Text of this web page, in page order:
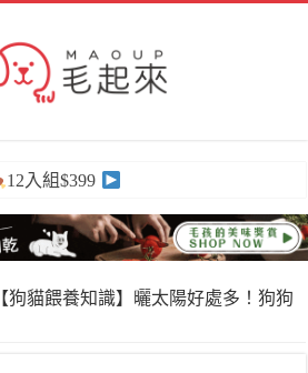
12入組$399
【狗貓餵養知識】曬太陽好處多！狗狗